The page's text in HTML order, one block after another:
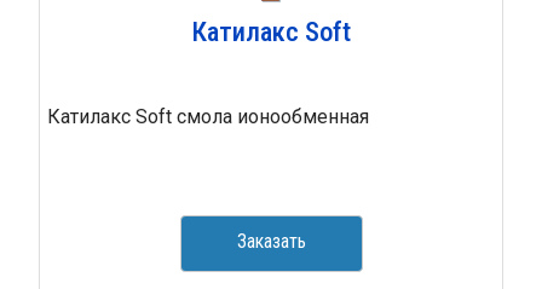
Катилакс Soft
Катилакс Soft смола ионообменная
Заказать